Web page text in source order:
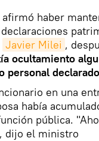
haber
Javier Milei ,
ocultamiento
personal declarado
en una
había
pública.
dijo el ministro